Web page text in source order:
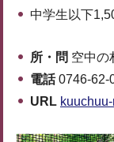
中学生以下
所・問 空中の
電話0746-62-
URL